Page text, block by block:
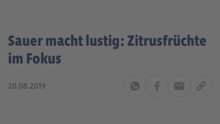
Sauer macht lustig: Zitrusfrüchte
im Fokus
20.08.2019